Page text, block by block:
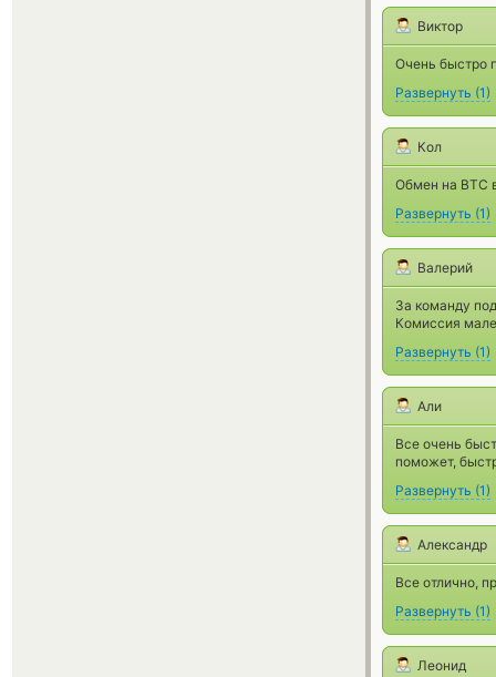
Виктор
Очень быстро
Развернуть (1)
Кол
Обмен на BTC
Развернуть (1)
Валерий
За команду
Комиссия
Развернуть (1)
Али
Все очень
поможет,
Развернуть (1)
Александр
Все отлично,
Развернуть (1)
Леонид